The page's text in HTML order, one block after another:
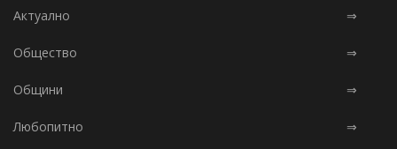
Актуално ⇒
Общество ⇒
Общини ⇒
Любопитно ⇒